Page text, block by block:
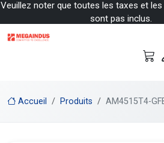
Veuillez noter que toutes les taxes et
sont pas inclus.
Accueil Produits AM4515T4-